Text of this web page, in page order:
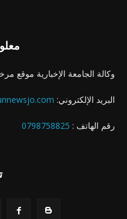
وكالة الجامعة الإخبارية موقع
البريد الإلكتروني:
رقم الهاتف : 0798758825